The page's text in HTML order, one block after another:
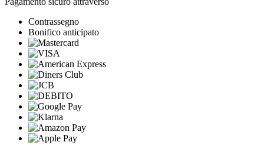
Contrassegno
Bonifico anticipato